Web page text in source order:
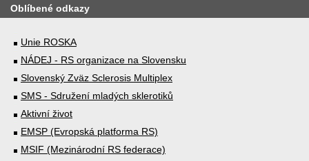
Oblíbené odkazy
Unie ROSKA
NÁDEJ - RS organizace na Slovensku
Slovenský Zväz Sclerosis Multiplex
SMS - Sdružení mladých sklerotiků
Aktivní život
EMSP (Evropská platforma RS)
MSIF (Mezinárodní RS federace)